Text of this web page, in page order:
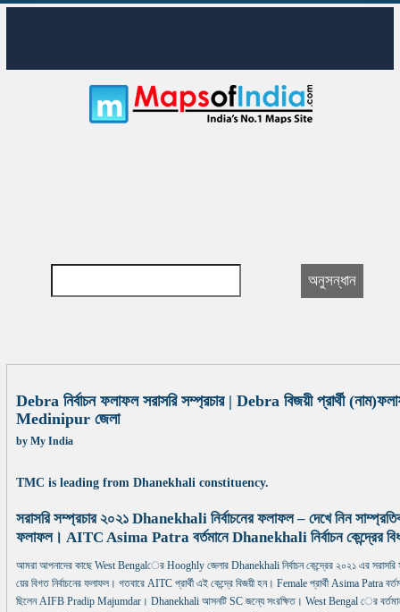
Debra নির্বাচন ফলাফল সরাসরি সম্প্রচার | Debra বিজয়ী প্রার্থী
Medinipur জেলা
by My India
TMC is leading from Dhanekhali constituency.
সরাসরি সম্প্রচার ২০২১ Dhanekhali নির্বাচনের ফলাফল – দেখে নিন
ফলাফল। AITC Asima Patra বর্তমানে Dhanekhali নির্বাচন কেন্দ্রের
আমরা আপনাদের কাছে West Bengalের Hooghly জেলার Dhanekhali নির্বাচন কেন্দ্রের ২০২১ এর
য়ের বিগত নির্বাচনের ফলাফল। গতবারে AITC প্রার্থী এই কেন্দ্রে বিজয়ী হন। Female প্রার্থী Asima Patra
ছিলেন AIFB Pradip Majumdar। Dhanekhali আসনটি SC জন্যে সংরক্ষিত। West Bengal ের বর্তমান